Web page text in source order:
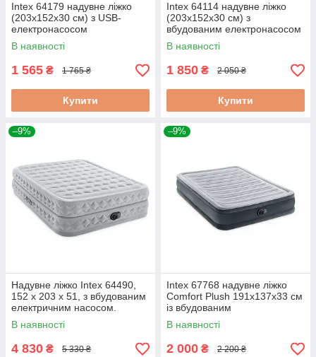
Intex 64179 надувне ліжко
(203х152х30 см) з USB-
електронасосом
В наявності
1 565 ₴ 1 765 ₴
Купити
Intex 64114 надувне ліжко
(203х152х30 см) з
вбудованим електронасосом
USB
В наявності
1 850 ₴ 2 050 ₴
Купити
–9%
Надувне ліжко Intex 64490,
152 х 203 х 51, з вбудованим
електричним насосом.
В наявності
4 830 ₴ 5 330 ₴
–9%
Intex 67768 надувне ліжко
Comfort Plush 191x137x33 см
із вбудованим
електронасосом
В наявності
2 000 ₴ 2 200 ₴